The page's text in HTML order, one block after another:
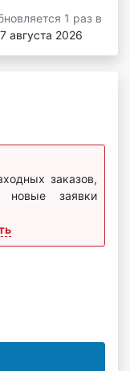
1 раз в
августа 2026
заказов,
новые заявки